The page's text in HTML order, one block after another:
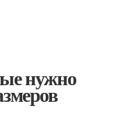
нужно